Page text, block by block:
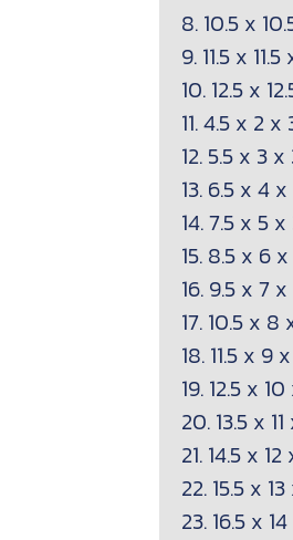
8. 10.5 x
9. 11.5 x
10. 12.5 x
11. 4.5 x 2 x
12. 5.5 x 3
13. 6.5 x 4
14. 7.5 x 5
15. 8.5 x 6
16. 9.5 x 7
17. 10.5 x 8
18. 11.5 x 9
19. 12.5 x
20. 13.5 x
21. 14.5 x
22. 15.5 x
23. 16.5 x